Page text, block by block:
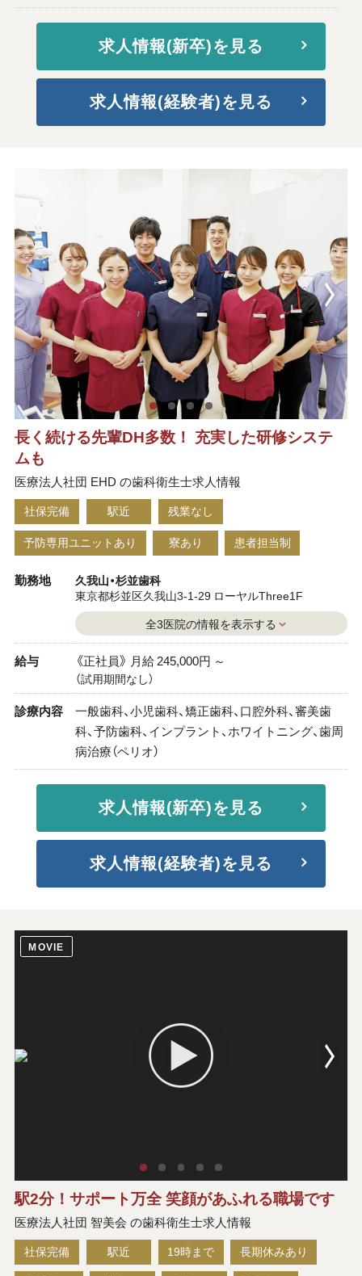
求人情報(新卒)を見る
求人情報(経験者)を見る
長く続ける先輩DH多数！ 充実した研修システ
ムも
医療法人社団 EHD の歯科衛生士求人情報
社保完備 駅近 残業なし
予防専用ユニットあり 寮あり 患者担当制
勤務地 久我山・杉並歯科
東京都杉並区久我山3-1-29 ローヤルThree1F
全3医院の情報を表示する
給与 《正社員》 月給 245,000円 ～
（試用期間なし）
診療内容
一般歯科、小児歯科、矯正歯科、口腔外科、審美歯
科、予防歯科、インプラント、ホワイトニング、歯周
病治療（ペリオ）
求人情報(新卒)を見る
求人情報(経験者)を見る
MOVIE
駅2分！サポート万全 笑顔があふれる職場です
医療法人社団 智美会 の歯科衛生士求人情報
社保完備 駅近 19時まで 長期休みあり